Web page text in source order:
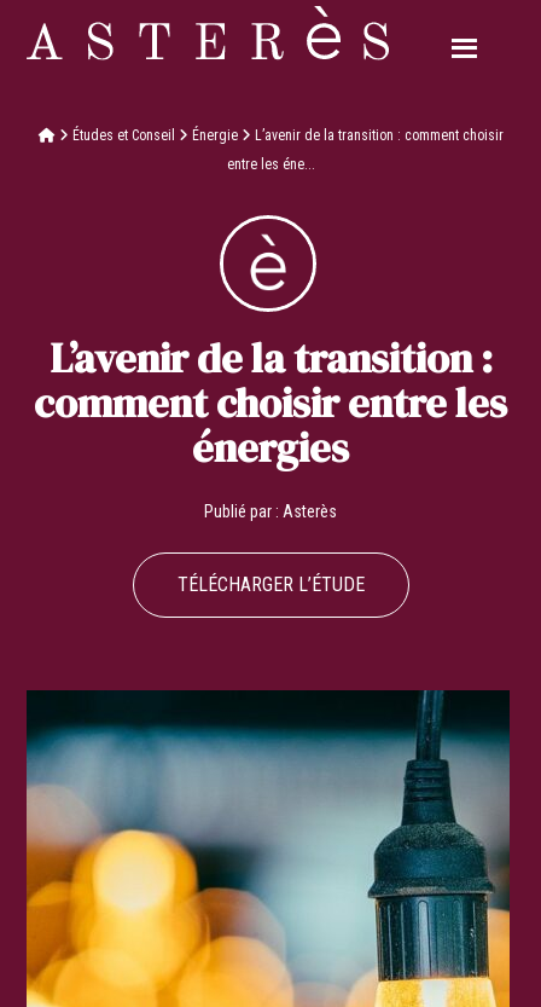
Études et Conseil Énergie
L’avenir de la transition : comment choisir
entre les éne...
L’avenir de la transition :
comment choisir entre les
énergies
Publié par : Asterès
TÉLÉCHARGER L’ÉTUDE